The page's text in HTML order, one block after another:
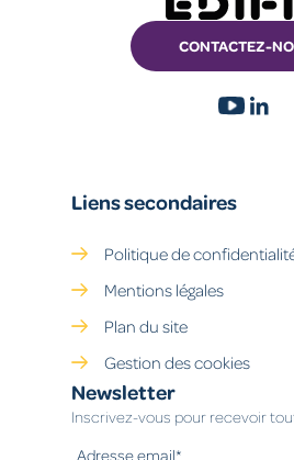
CONTACTEZ-
Liens secondaires
Politique de
Mentions légales
Plan du site
Gestion des cookies
Newsletter
Inscrivez-vous pour recevoir
Adresse email*